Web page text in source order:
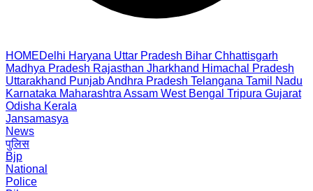
HOMEDelhi Haryana Uttar Pradesh Bihar Chhattisgarh
Madhya Pradesh Rajasthan Jharkhand Himachal Pradesh
Uttarakhand PunjabAndhra Pradesh Telangana Tamil Nadu
Karnataka Maharashtra Assam West Bengal Tripura Gujarat
Odisha Kerala
Jansamasya
News
पुलिस
Bjp
National
Police